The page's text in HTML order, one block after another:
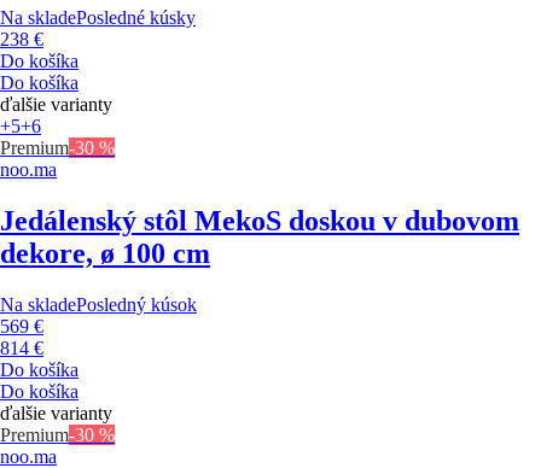
Na skladePosledné kúsky
238 €
Do košíka
Do košíka
ďalšie varianty
+5+6
Premium-30 %
noo.ma
Jedálenský stôl MekoS doskou v dubovom
dekore, ø 100 cm
Na skladePosledný kúsok
569 €
814 €
Do košíka
Do košíka
ďalšie varianty
Premium-30 %
noo.ma